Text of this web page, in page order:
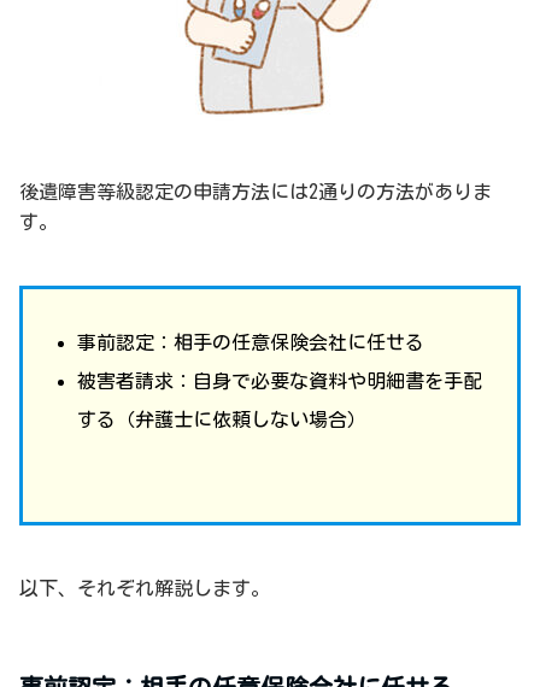
後遺障害等級認定の申請方法には2通りの方法がありま
す。
事前認定：相手の任意保険会社に任せる
被害者請求：自身で必要な資料や明細書を手配
する（弁護士に依頼しない場合）
以下、それぞれ解説します。